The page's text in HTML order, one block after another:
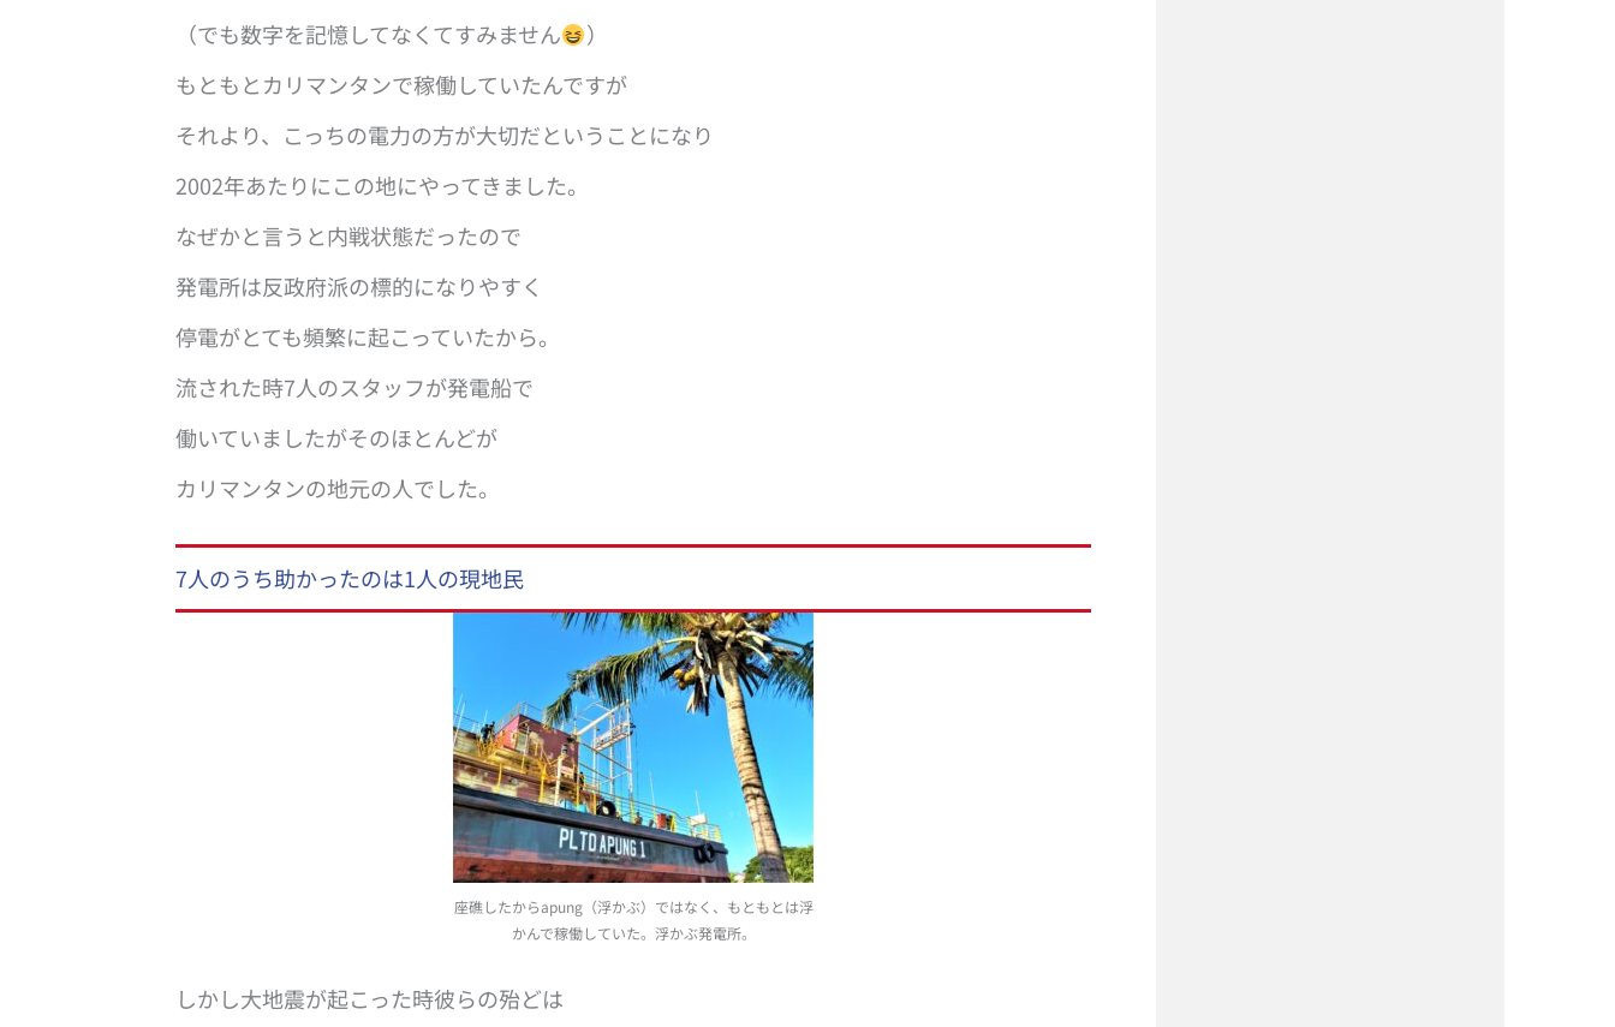
（でも数字を記憶してなくてすみません
）
もともとカリマンタンで稼働していたんですが
それより、こっちの電力の方が大切だということになり
2002年あたりにこの地にやってきました。
なぜかと言うと内戦状態だったので
発電所は反政府派の標的になりやすく
停電がとても頻繁に起こっていたから。
流された時7人のスタッフが発電船で
働いていましたがそのほとんどが
カリマンタンの地元の人でした。
7人のうち助かったのは1人の現地民
座礁したからapung（浮かぶ）ではなく、もともとは浮
かんで稼働していた。浮かぶ発電所。
しかし大地震が起こった時彼らの殆どは